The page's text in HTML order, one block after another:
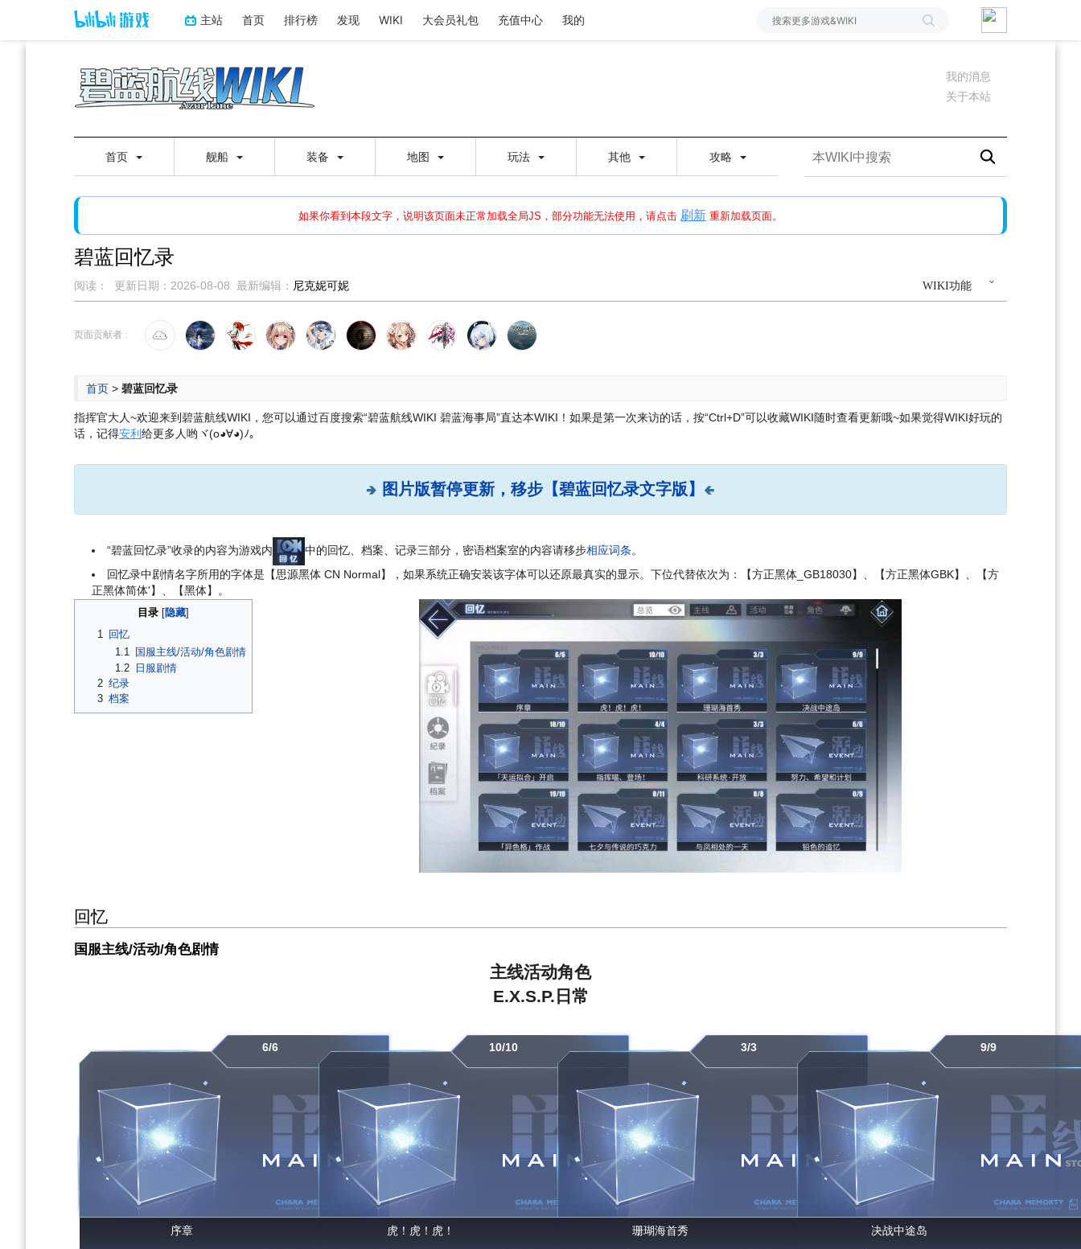
主站 首页 排行榜 发现 WIKI 大会员礼包 充值中心 我的
我的消息
关于本站
首页 舰船 装备 地图 玩法 其他 攻略
如果你看到本段文字，说明该页面未正常加载全局JS，部分功能无法使用，请点击 刷新 重新加载页面。
如果打开页面显示缩略图创建出错，请点击刷新或页面右上WIKI功能中的刷新按钮清除页面缓存并刷新，如果还有问题，请多尝试几次。
碧蓝回忆录
WIKI功能
阅读： 更新日期： 2026-08-08 最新编辑： 尼克妮可妮
到
到
页面贡献者 :
首页 > 碧蓝回忆录
指挥官大人~欢迎来到碧蓝航线WIKI，您可以通过百度搜索“碧蓝航线WIKI 碧蓝海事局”直达本WIKI！ 如果是第一次来访的话，按“Ctrl+D”可以收藏WIKI随时查看更新哦~如果觉得WIKI好玩的
话，记得安利 给更多人哟ヾ(o◕∀◕)ﾉ。
🢂 图片版暂停更新，移步【碧蓝回忆录文字版】 🢀
“碧蓝回忆录”收录的内容为游戏内 中的回忆、档案、记录三部分，密语档案室的内容请移步相应词条。
回忆录中剧情名字所用的字体是【思源黑体 CN Normal】，如果系统正确安装该字体可以还原最真实的显示。下位代替依次为：【方正黑体_GB18030】、【方正黑体GBK】、【方
正黑体简体'】、【黑体】。
目录
1 回忆
1.1
国服主线/活动/角色剧情
1.2
日服剧情
2 纪录
3 档案
回忆
国服主线/活动/角色剧情
主线活动角色
E.X.S.P. 日常
序章
6/6
虎！虎！虎！
10/10
珊瑚海首秀
3/3
决战中途岛
9/9